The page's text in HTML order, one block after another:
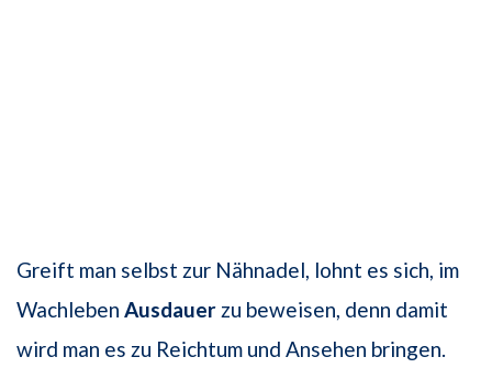
Greift man selbst zur Nähnadel, lohnt es sich, im
Wachleben Ausdauer zu beweisen, denn damit
wird man es zu Reichtum und Ansehen bringen.